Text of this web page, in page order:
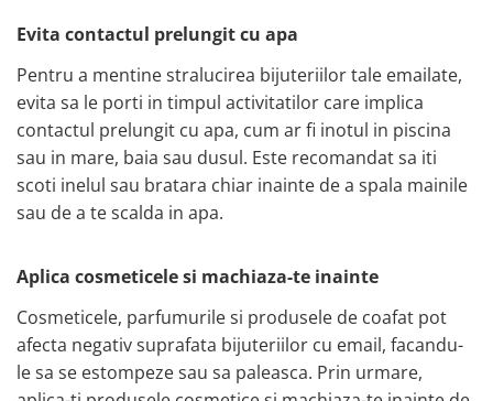
Evita contactul prelungit cu apa
Pentru a mentine stralucirea bijuteriilor tale emailate,
evita sa le porti in timpul activitatilor care implica
contactul prelungit cu apa, cum ar fi inotul in piscina
sau in mare, baia sau dusul. Este recomandat sa iti
scoti inelul sau bratara chiar inainte de a spala mainile
sau de a te scalda in apa.
Aplica cosmeticele si machiaza-te inainte
Cosmeticele, parfumurile si produsele de coafat pot
afecta negativ suprafata bijuteriilor cu email, facandu-
le sa se estompeze sau sa paleasca. Prin urmare,